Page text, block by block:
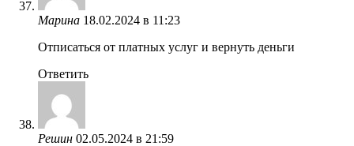
Марина 18.02.2024 в 11:23
Отписаться от платных услуг и вернуть деньги
Ответить
Решин 02.05.2024 в 21:59